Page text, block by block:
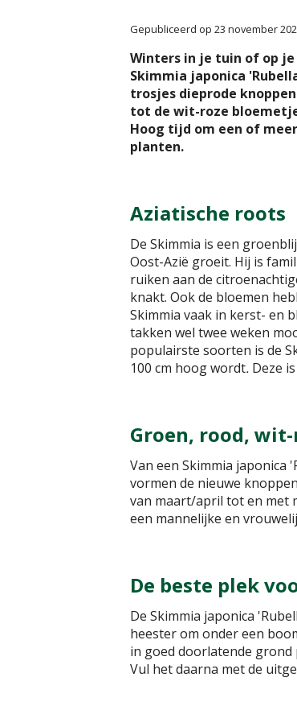
Gepubliceerd op 23 november
Winters in je tuin of op
Skimmia japonica
trosjes dieprode
tot de wit-roze
Hoog tijd om een of
planten.
Aziatische roots
De Skimmia is een
Oost-Azië groeit. Hij is
ruiken aan de
knakt. Ook de bloemen
Skimmia vaak in kerst- en
takken wel twee weken
populairste soorten is de
100 cm hoog wordt. Deze
Groen, rood,
Van een Skimmia japonica
vormen de nieuwe
van maart/april tot en met
een mannelijke en
De beste plek
De Skimmia japonica
heester om onder een
in goed doorlatende grond
Vul het daarna met de